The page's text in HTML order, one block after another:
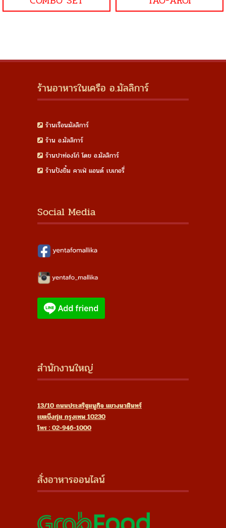
ร้านอาหารในเครือ อ.มัลลิการ์
ร้านเรือนมัลลิการ์
ร้าน อ.มัลลิการ์
ร้านปาท่องโก๋ โดย อ.มัลลิการ์
ร้านปังยิ้ม คาเฟ่ แอนด์ เบเกอรี่
Social Media
สำนักงานใหญ่
13/10 ถนนประสริฐมนูกิจ แขวงนวมินทร์
เขตบึงกุ่ม กรุงเทพ 10230
โทร : 02-946-1000
สั่งอาหารออนไลน์